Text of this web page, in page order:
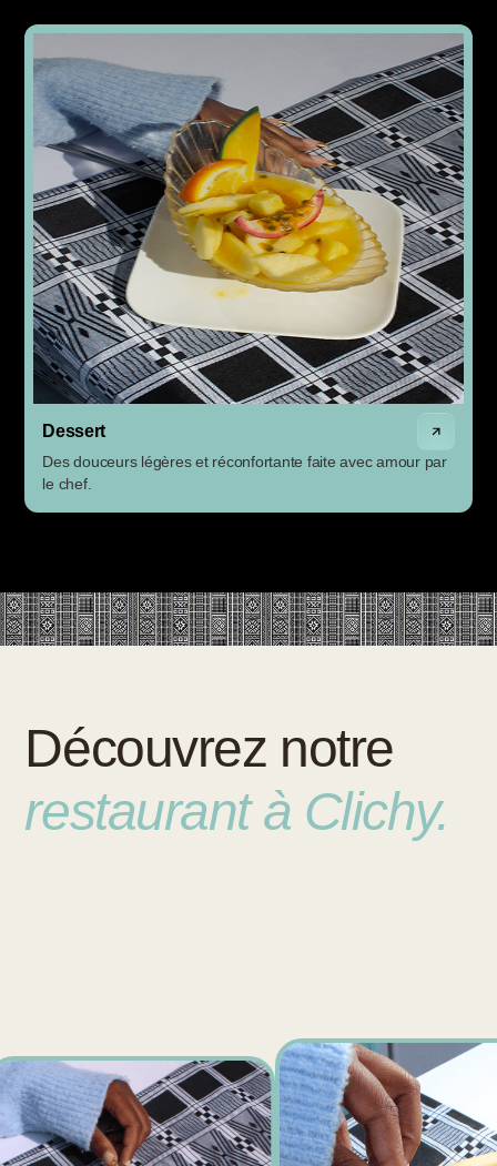
Dessert
Des douceurs légères et réconfortante faite avec amour par
le chef.
Découvrez notre
restaurant à Clichy.